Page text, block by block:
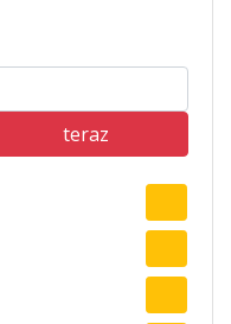
teraz